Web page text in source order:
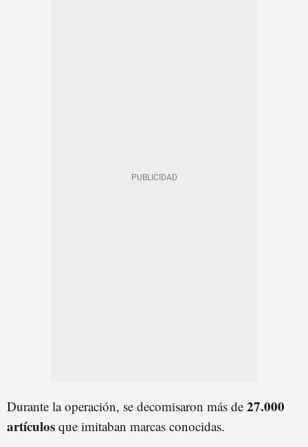
Durante la operación, se decomisaron más de 27.000
artículos que imitaban marcas conocidas.